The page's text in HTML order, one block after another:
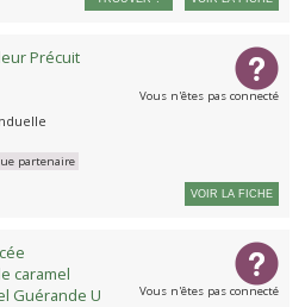
Précuit
partenaire
Vous n'êtes pas connecté
VOIR LA FICHE
caramel
Guérande U
Vous n'êtes pas connecté